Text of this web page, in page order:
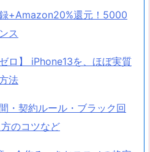
+Amazon20%還元！5000
ス
ロ】 iPhone13を、ほぼ実質
法
・契約ルール・ブラック回
のコツなど